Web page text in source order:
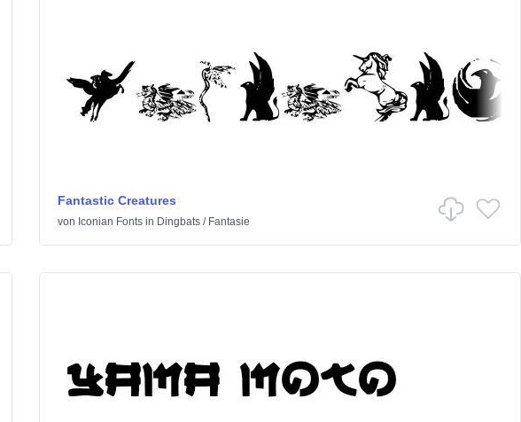
Fantastic Creatures
von Iconian Fontsin Dingbats/ Fantasie